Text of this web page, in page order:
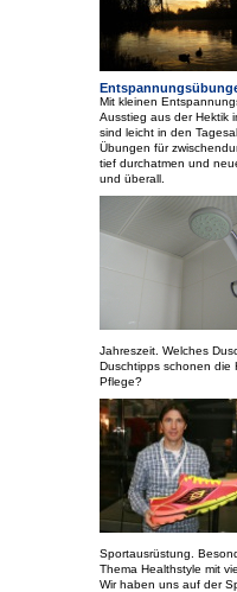
Mit kleinen
Ausstieg aus der Hektik
sind leicht in den
Übungen für
tief durchatmen und
und überall.
Jahreszeit. Welches
Duschtipps schonen die
Pflege?
Sportausrüstung.
Thema Healthstyle mit
Wir haben uns auf der